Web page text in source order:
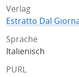
Verlag
Estratto Dal
Sprache
Italienisch
PURL